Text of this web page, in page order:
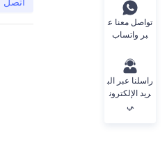
تواصل معنا ع
بر واتساب
راسلنا عبر الب
ريد الإلكترون
ي